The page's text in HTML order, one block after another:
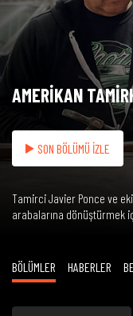
AMERİKAN
SON BÖLÜMÜ İZLE
Tamirci Javier Ponce ve
arabalarına dönüştürmek
BÖLÜMLER HABERLER